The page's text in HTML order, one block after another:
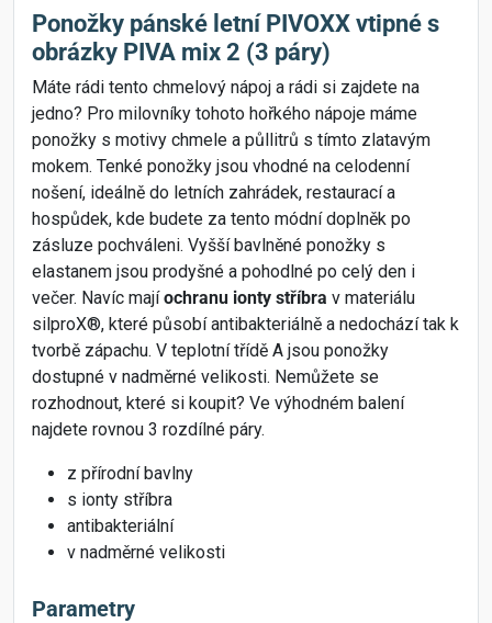
Ponožky pánské letní PIVOXX vtipné s
obrázky PIVA mix 2 (3 páry)
Máte rádi tento chmelový nápoj a rádi si zajdete na
jedno? Pro milovníky tohoto hořkého nápoje máme
ponožky s motivy chmele a půllitrů s tímto zlatavým
mokem. Tenké ponožky jsou vhodné na celodenní
nošení, ideálně do letních zahrádek, restaurací a
hospůdek, kde budete za tento módní doplněk po
zásluze pochváleni. Vyšší bavlněné ponožky s
elastanem jsou prodyšné a pohodlné po celý den i
večer. Navíc majíochranu ionty stříbra v materiálu
silproX®, které působí antibakteriálně a nedochází tak k
tvorbě zápachu. V teplotní třídě A jsou ponožky
dostupné v nadměrné velikosti. Nemůžete se
rozhodnout, které si koupit? Ve výhodném balení
najdete rovnou 3 rozdílné páry.
z přírodní bavlny
s ionty stříbra
antibakteriální
v nadměrné velikosti
Parametry